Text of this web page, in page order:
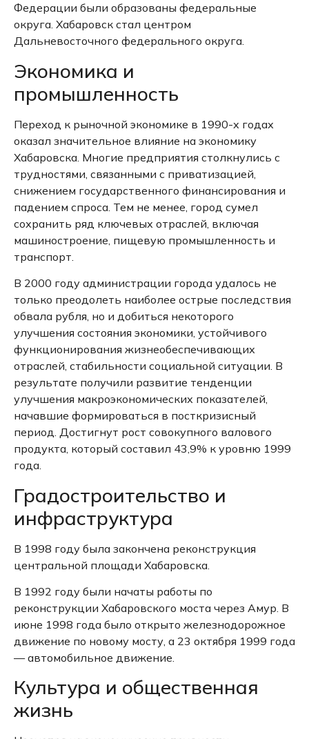
Федерации были образованы федеральные
округа. Хабаровск стал центром
Дальневосточного федерального округа.
Экономика и
промышленность
Переход к рыночной экономике в 1990-х годах
оказал значительное влияние на экономику
Хабаровска. Многие предприятия столкнулись с
трудностями, связанными с приватизацией,
снижением государственного финансирования и
падением спроса. Тем не менее, город сумел
сохранить ряд ключевых отраслей, включая
машиностроение, пищевую промышленность и
транспорт.
В 2000 году администрации города удалось не
только преодолеть наиболее острые последствия
обвала рубля, но и добиться некоторого
улучшения состояния экономики, устойчивого
функционирования жизнеобеспечивающих
отраслей, стабильности социальной ситуации. В
результате получили развитие тенденции
улучшения макроэкономических показателей,
начавшие формироваться в посткризисный
период. Достигнут рост совокупного валового
продукта, который составил 43,9% к уровню 1999
года.
Градостроительство и
инфраструктура
В 1998 году была закончена реконструкция
центральной площади Хабаровска.
В 1992 году были начаты работы по
реконструкции Хабаровского моста через Амур. В
июне 1998 года было открыто железнодорожное
движение по новому мосту, а 23 октября 1999 года
— автомобильное движение.
Культура и общественная
жизнь